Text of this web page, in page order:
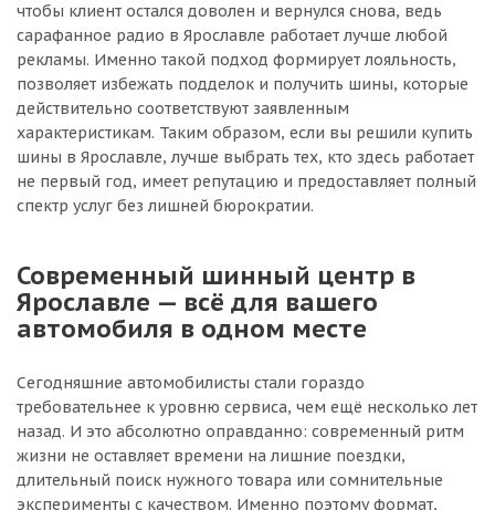
чтобы клиент остался доволен и вернулся снова, ведь
сарафанное радио в Ярославле работает лучше любой
рекламы. Именно такой подход формирует лояльность,
позволяет избежать подделок и получить шины, которые
действительно соответствуют заявленным
характеристикам. Таким образом, если вы решили купить
шины в Ярославле, лучше выбрать тех, кто здесь работает
не первый год, имеет репутацию и предоставляет полный
спектр услуг без лишней бюрократии.
Современный шинный центр в
Ярославле — всё для вашего
автомобиля в одном месте
Сегодняшние автомобилисты стали гораздо
требовательнее к уровню сервиса, чем ещё несколько лет
назад. И это абсолютно оправданно: современный ритм
жизни не оставляет времени на лишние поездки,
длительный поиск нужного товара или сомнительные
эксперименты с качеством. Именно поэтому формат,